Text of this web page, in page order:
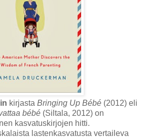
kirjasta Bringing Up Bébé (2012) eli
bébé (Siltala, 2012) on
kasvatuskirjojen hitti.
lastenkasvatusta vertaileva